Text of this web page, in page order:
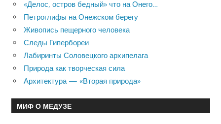
«Делос, остров бедный» что на Онего…
Петроглифы на Онежском берегу
Живопись пещерного человека
Следы Гипербореи
Лабиринты Соловецкого архипелага
Природа как творческая сила
Архитектура — «Вторая природа»
МИФ О МЕДУЗЕ